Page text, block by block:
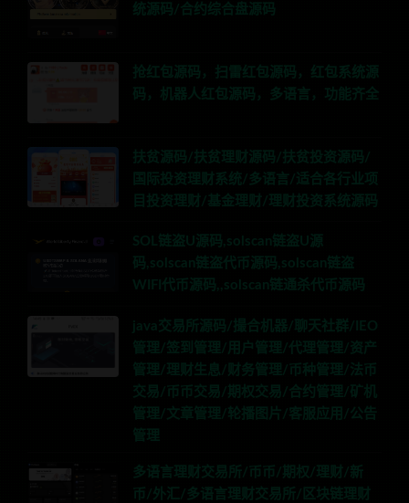
统源码/合约综合盘源码
抢红包源码，扫雷红包源码，红包系统源
码，机器人红包源码，多语言，功能齐全
扶贫源码/扶贫理财源码/扶贫投资源码/
国际投资理财系统/多语言/适合各行业项
目投资理财/基金理财/理财投资系统源码
SOL链盗U源码,solscan链盗U源
码,solscan链盗代币源码,solscan链盗
WIFI代币源码,,solscan链通杀代币源码
java交易所源码/撮合机器/聊天社群/IEO
管理/签到管理/用户管理/代理管理/资产
管理/理财生息/财务管理/币种管理/法币
交易/币币交易/期权交易/合约管理/矿机
管理/文章管理/轮播图片/客服应用/公告
管理
多语言理财交易所/币币/期权/理财/新
币/外汇/多语言理财交易所/区块链理财